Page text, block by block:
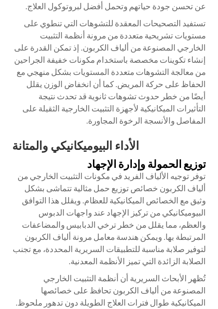
عن تحسن جودة حياتهم وتحمل أفضل لبروتوكول العلاج.
تستفيد التصحيحات المعقدة للتشوهات التي تنطوي على
مستويات تشريحية متعددة من مرونة أنظمة التثبيت
الخارجي المصنوعة من ألياف الكربون. إذ تمكن القدرة على
إنشاء تكوينات مخصصة باستخدام مكونات خفيفة الجراحين
من معالجة التشوهات متعددة المستويات بشكل منهجي مع
الحفاظ على حركة المريض. كما أن انخفاض الوزن يقلل
أيضًا من خطر حدوث تشوهات ثانوية قد تحدث نتيجة
التأثيرات الميكانيكية لأجهزة التثبيت الخارجية الثقيلة على
المفاصل والأنسجة الرخوة المجاورة.
الأداء البيوميكانيكي والمتانة
توزيع الحمولة وإدارة الإجهاد
توفر توجيه الألياف الفريد في مكونات التثبيت الخارجي من
ألياف الكربون خصائص توزيع حمل مثالية تتماشى بشكل
وثيق مع الخصائص الميكانيكية للعظام. ويقلل هذا التوافق
البيوميكانيكي من تركيز الإجهاد عند واجهات الدبوس
والعظم، مما يقلل من خطر ترخي الدبابيس والمضاعفات
المرتبطة بها. ويمكن هندسة معامل مرونة ألياف الكربون
لتوفير صلابة مناسبة للتطبيقات السريرية المحددة، مع تجنب
الصلابة الزائدة التي تميز الأنظمة المعدنية.
تُظهر الأبحاث السريرية أن أنظمة التثبيت الخارجي
المصنوعة من ألياف الكربون تحافظ على خصائصها
الميكانيكية طوال فترات العلاج الطويلة دون تدهور ملحوظ.